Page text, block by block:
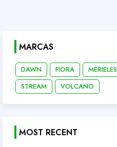
MARCAS
DAWN FIORA MERIELES
STREAM
VOLCANO
MOST RECENT